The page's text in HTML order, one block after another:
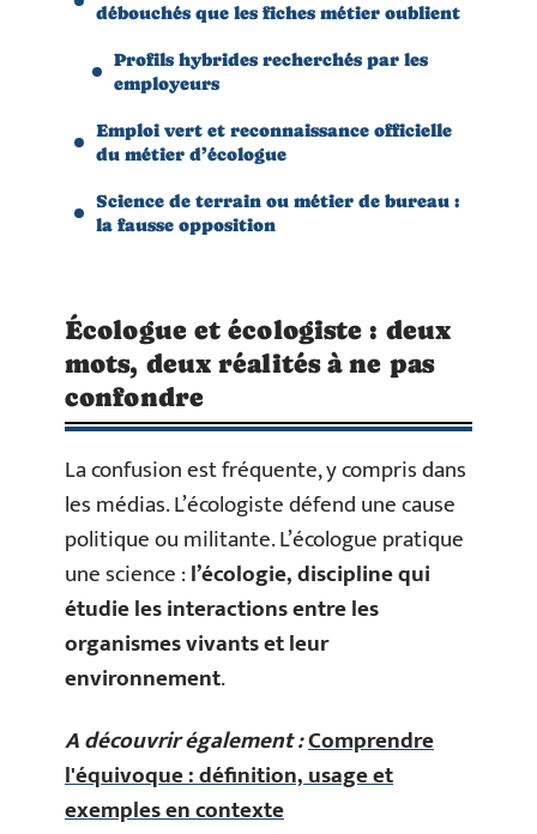
débouchés que les fiches métier oublient
Profils hybrides recherchés par les
employeurs
Emploi vert et reconnaissance officielle
du métier d’écologue
Science de terrain ou métier de bureau :
la fausse opposition
Écologue et écologiste : deux
mots, deux réalités à ne pas
confondre
La confusion est fréquente, y compris dans
les médias. L’écologiste défend une cause
politique ou militante. L’écologue pratique
une science :l’écologie, discipline qui
étudie les interactions entre les
organismes vivants et leur
environnement.
A découvrir également :Comprendre
l'équivoque : définition, usage et
exemples en contexte